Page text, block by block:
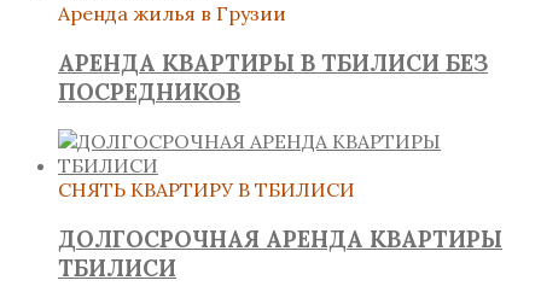
Аренда жилья в Грузии
АРЕНДА КВАРТИРЫ В ТБИЛИСИ БЕЗ
ПОСРЕДНИКОВ
СНЯТЬ КВАРТИРУ В ТБИЛИСИ
ДОЛГОСРОЧНАЯ АРЕНДА КВАРТИРЫ
ТБИЛИСИ